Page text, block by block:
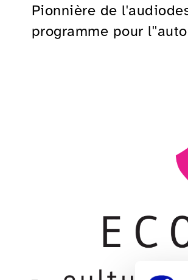
Pionnière de
programme pour